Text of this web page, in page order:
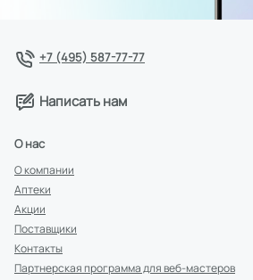
+7 (495) 587-77-77
Написать нам
О нас
О компании
Аптеки
Акции
Поставщики
Контакты
Партнерская программа для веб-мастеров